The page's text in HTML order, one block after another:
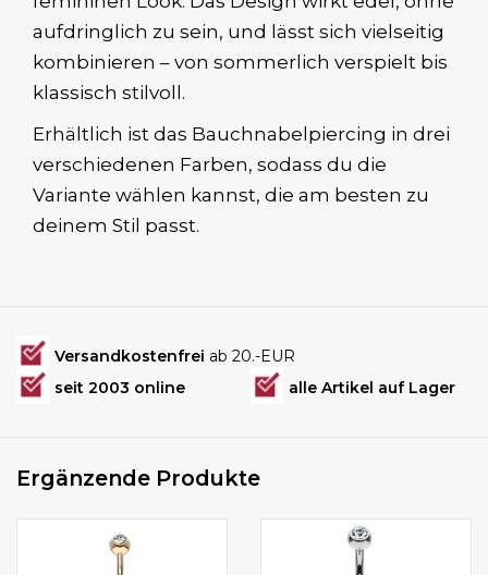
aufdringlich zu sein, und lässt sich vielseitig
kombinieren – von sommerlich verspielt bis
klassisch stilvoll.
Erhältlich ist das Bauchnabelpiercing in drei
verschiedenen Farben, sodass du die
Variante wählen kannst, die am besten zu
deinem Stil passt.
Versandkostenfrei ab 20.-EUR
seit 2003 online
alle Artikel auf Lager
Ergänzende Produkte